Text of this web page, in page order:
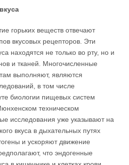
горьких веществ отвечают
вкусовых рецепторов. Эти
находятся не только во рту, но и
и тканей. Многочисленные
выполняют, являются
в том числе
биологии пищевых систем
техническом
исследования уже указывают на
вкуса в дыхательных путях
и ускоряют движение
что эндогенные